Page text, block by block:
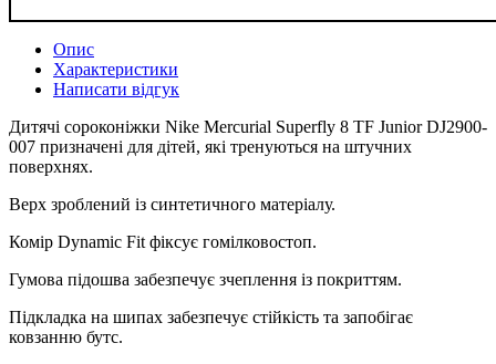
Опис
Характеристики
Написати відгук
Дитячі сороконіжки Nike Mercurial Superfly 8 TF Junior DJ2900-
007 призначені для дітей, які тренуються на штучних
поверхнях.
Верх зроблений із синтетичного матеріалу.
Комір Dynamic Fit фіксує гомілковостоп.
Гумова підошва забезпечує зчеплення із покриттям.
Підкладка на шипах забезпечує стійкість та запобігає
ковзанню бутс.